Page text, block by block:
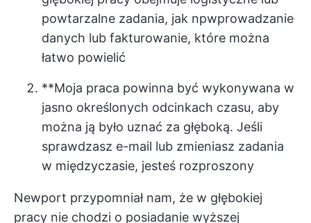
powtarzalne zadania, jak npwprowadzanie
danych lub fakturowanie, które można
łatwo powielić
**Moja praca powinna być wykonywana w
jasno określonych odcinkach czasu, aby
można ją było uznać za głęboką. Jeśli
sprawdzasz e-mail lub zmieniasz zadania
w międzyczasie, jesteś rozproszony
Newport przypomniał nam, że w głębokiej
pracy nie chodzi o posiadanie wyższej